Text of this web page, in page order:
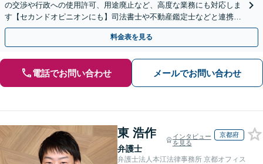
の交渉や行政への使用許可、用途廃止など、高度な業務にも対応しま
す【セカンドオピニオンにも】司法書士や不動産鑑定士などと連携。
農地や山林などもお任せください【枚方市駅6分】
料金表を見る
電話でお問い合わせ メールでお問い合わせ
東 浩作
弁護士
インタビュー
を見る
京都府
弁護士法人本江法律事務所 京都オフィス